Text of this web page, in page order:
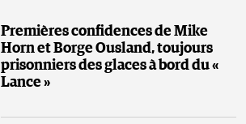
Premières confidences de Mike
Horn et Borge Ousland, toujours
prisonniers des glaces à bord du «
Lance »